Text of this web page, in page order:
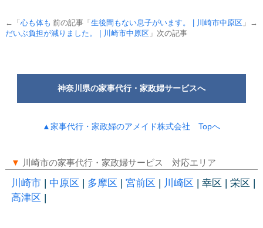
前の記事「生後間もない息子がいます。 | 川崎市中原区 」→
←「 心も体も
だいぶ負担が減りました。 | 川崎市中原区 」次の記事
神奈川県の家事代行・家政婦サービスへ
▲家事代行・家政婦のアメイド株式会社 Topへ
▼ 川崎市の家事代行・家政婦サービス 対応エリア
川崎市| 中原区 | 多摩区 | 宮前区 | 川崎区 | 幸区 | 栄区 |
高津区 |